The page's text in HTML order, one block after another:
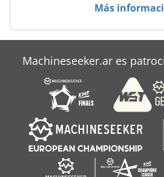
Más
Machineseeker.ar es